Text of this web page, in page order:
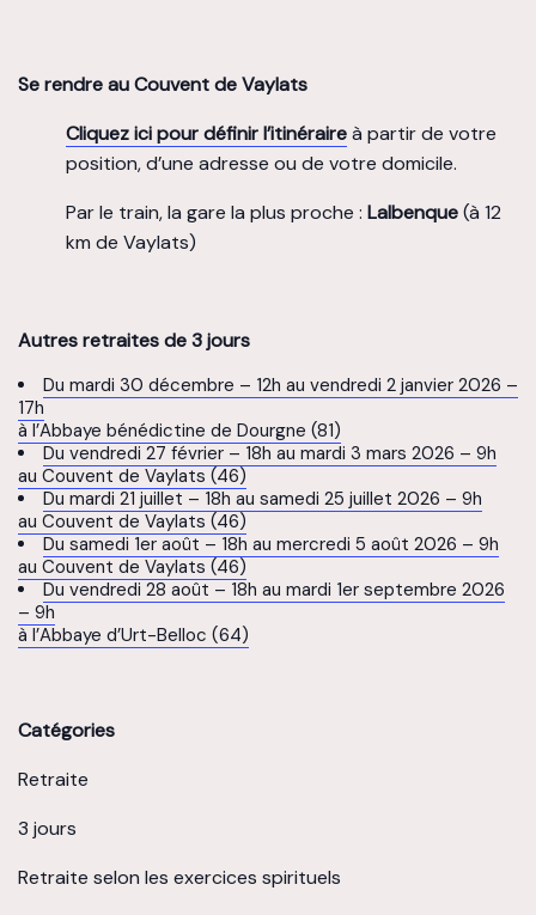
Se rendre au Couvent de Vaylats
Cliquez ici pour définir l’itinéraireà partir de votre
position, d’une adresse ou de votre domicile.
Par le train, la gare la plus proche : Lalbenque(à 12
km de Vaylats)
Autres retraites de 3 jours
Du mardi 30 décembre – 12h au vendredi 2 janvier 2026 –
17h
à l’Abbaye bénédictine de Dourgne (81)
Du vendredi 27 février – 18h au mardi 3 mars 2026 – 9h
au Couvent de Vaylats (46)
Du mardi 21 juillet – 18h au samedi 25 juillet 2026 – 9h
au Couvent de Vaylats (46)
Du samedi 1er août – 18h au mercredi 5 août 2026 – 9h
au Couvent de Vaylats (46)
Du vendredi 28 août – 18h au mardi 1er septembre 2026
– 9h
à l’Abbaye d’Urt-Belloc (64)
Catégories
Retraite
3 jours
Retraite selon les exercices spirituels